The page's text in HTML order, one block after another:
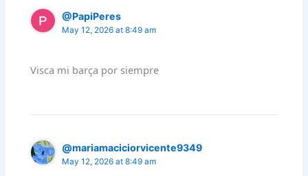
@PapiPeres
May 12, 2026 at 8:49 am
Visca mi barça por siempre
@mariamaciciorvicente9349
May 12, 2026 at 8:49 am